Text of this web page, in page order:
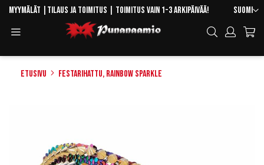
Skip
Content
Kieli
Suomi
Myymälät Tilaus ja toimitus | Toimitus vain 1-3 arkipäivää!
Hae
Etusivu Festarihattu, Rainbow Sparkle